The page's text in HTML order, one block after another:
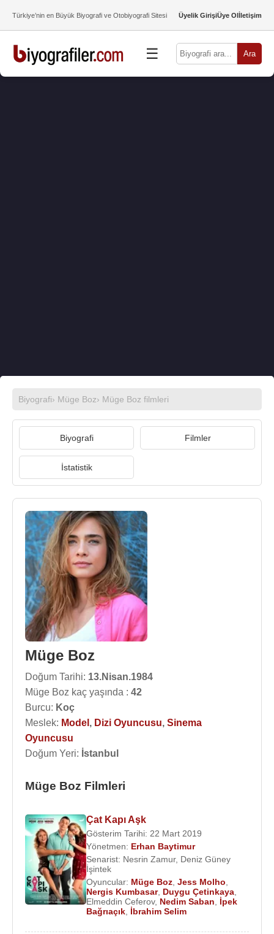
Türkiye’nin en Büyük Biyografi ve Otobiyografi Sitesi Üyelik GirişiÜye Olİletişim
☰ Ara
Biyografi› Müge Boz› Müge Boz filmleri
Biyografi Filmler
İstatistik
Müge Boz
Doğum Tarihi: 13.Nisan.1984
Müge Boz kaç yaşında : 42
Burcu: Koç
Meslek: Model , Dizi Oyuncusu, Sinema
Oyuncusu
Doğum Yeri: İstanbul
Müge Boz Filmleri
Çat Kapı Aşk
Gösterim Tarihi: 22 Mart 2019
Yönetmen: Erhan Baytimur
Senarist: Nesrin Zamur, Deniz Güney
İşintek
Oyuncular: Müge Boz Jess Molho
Nergis Kumbasar, Duygu Çetinkaya
Elmeddin Ceferov, Nedim Saban
İpek
Bağrıaçık İbrahim Selim